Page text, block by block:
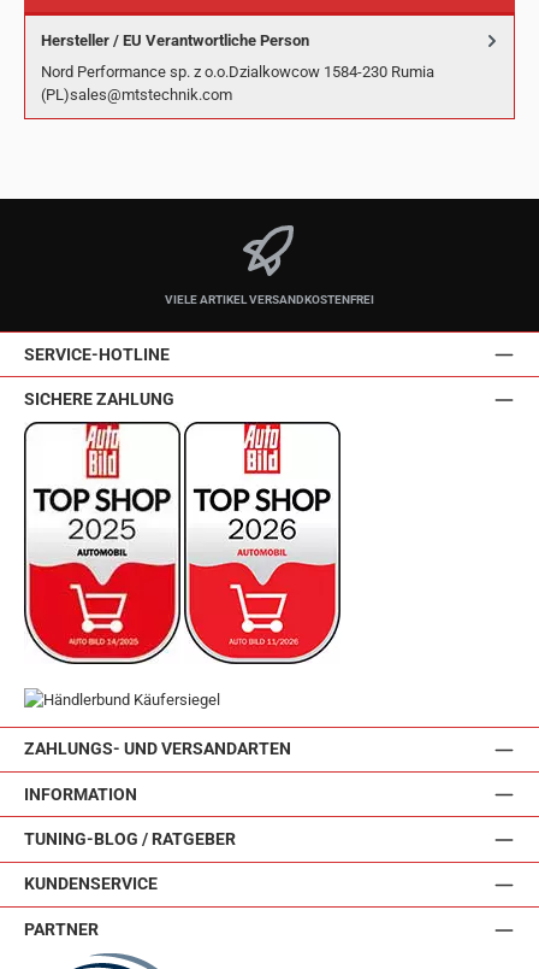
Hersteller / EU Verantwortliche Person
Nord Performance sp. z o.o.Dzialkowcow 1584-230 Rumia
(PL)sales@mtstechnik.com
VIELE ARTIKEL VERSANDKOSTENFREI
SERVICE-HOTLINE
ZAHLUNGS- UND VERSANDARTEN
INFORMATION
TUNING-BLOG / RATGEBER
KUNDENSERVICE
SICHERE ZAHLUNG
PARTNER